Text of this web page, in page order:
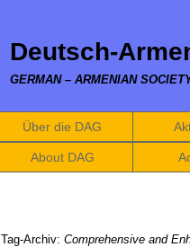
Deutsch-
GERMAN – ARMENIAN
Über die DAG
About DAG
Tag-Archiv: Comprehensive and